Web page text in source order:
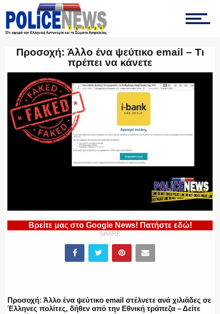
ΟΠΚΕ
ΟΜΑΔΑ “Ζ”
ΕΛΛΗΝΙΚΗ ΑΣΤΥΝΟΜΙΑ
ΠΥΡΟΣΒΕΣΤΙΚΗ
Προσοχή: Άλλο ένα ψεύτικο email – Τι
πρέπει να κάνετε
Βρείτε μας στο Google News! Πατήστε εδώ!
SHARE
Προσοχή: Άλλο ένα ψεύτικο email στέλνετε ανά χιλιάδες σε
Έλληνες πολίτες, δήθεν από την Εθνική τράπεζα – Δείτε